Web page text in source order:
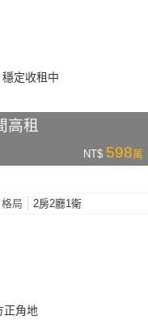
高租
NT$ 598萬
格局 2房2廳1衛